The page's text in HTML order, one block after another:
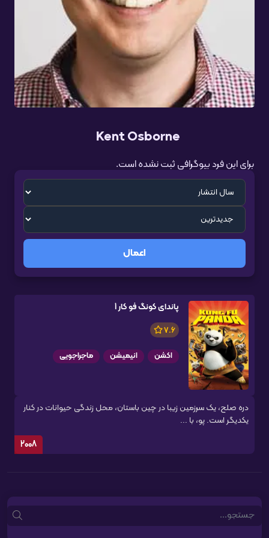
Kent Osborne
برای این فرد بیوگرافی ثبت نشده است.
اعمال
پاندای کونگ فو کار 1
7.6
اکشن انیمیشن ماجراجویی
دره صلح، یک سرزمین زیبا در چین باستان، محل زندگی حیوانات در کنار
یکدیگر است. پو، با ...
2008
Search